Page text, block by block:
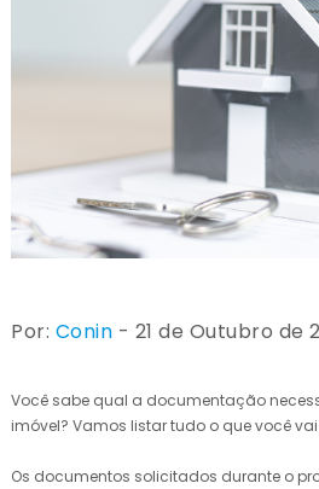
Por: Conin - 21 de Outubro de
Você sabe qual a documentação
imóvel? Vamos listar tudo o que você
Os documentos solicitados durante o